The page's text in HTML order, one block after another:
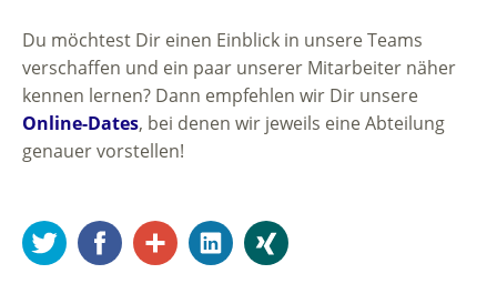
Du möchtest Dir einen Einblick in unsere Teams
verschaffen und ein paar unserer Mitarbeiter näher
kennen lernen? Dann empfehlen wir Dir unsere
Online-Dates, bei denen wir jeweils eine Abteilung
genauer vorstellen!
Twitter FacebookGoogle+LinkedIn